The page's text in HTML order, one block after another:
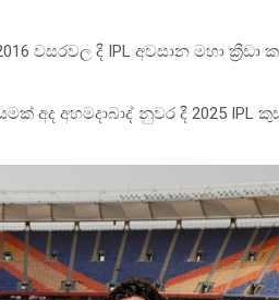
වසරවල දී IPL අවසාන මහා ක්‍රීඩා
අහමදාබාද් නුවර දී 2025 IPL